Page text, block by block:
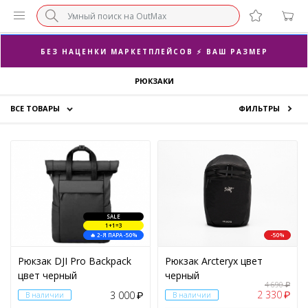
БЕЗ НАЦЕНКИ МАРКЕТПЛЕЙСОВ ⚡ ВАШ РАЗМЕР
3-Я ПАРА В ПОДАРОК 🎁
ПОСЛЕДНИЕ РАЗМЕРЫ ОТ 1500₽⚡️
РЮКЗАКИ
ВСЕ ТОВАРЫ ФИЛЬТРЫ
Аксессуары
ЦЕНА
БРЕНД
SALE
1+1=3
🔥 2-Я ПАРА -50%
Рюкзак DJI Pro Backpack
цвет черный
В наличии 3 000₽
-50%
Рюкзак Arcteryx цвет
черный
В наличии
4 690₽
2 330₽